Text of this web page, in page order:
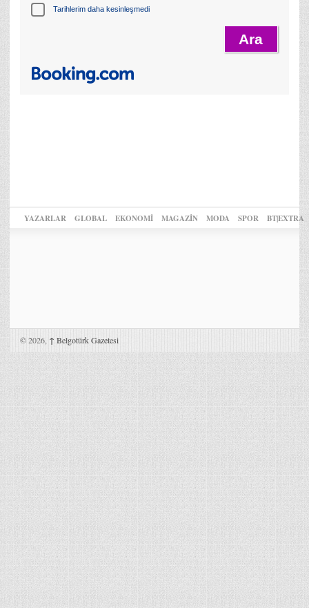
Tarihlerim daha kesinleşmedi
YAZARLAR GLOBAL EKONOMİ MAGAZİN MODA SPOR BT|EXTRA
© 2026, ↑ Belgotürk Gazetesi